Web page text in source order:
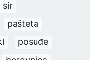
sir
pašteta
posuđe